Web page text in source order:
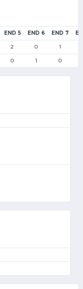
END 5 END 6 END 7
2 0 1
0 1 0